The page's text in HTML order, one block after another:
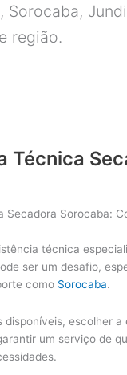
Sorocaba,
região.
Técnica
Secadora Sorocaba:
técnica
ser um desafio,
como Sorocaba.
disponíveis, escolher a
um serviço de